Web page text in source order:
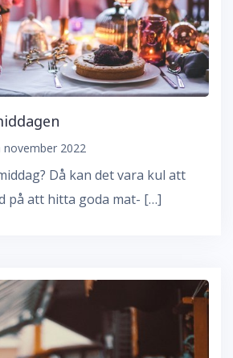
november 2022
Då kan det vara kul att
på att hitta goda mat- […]